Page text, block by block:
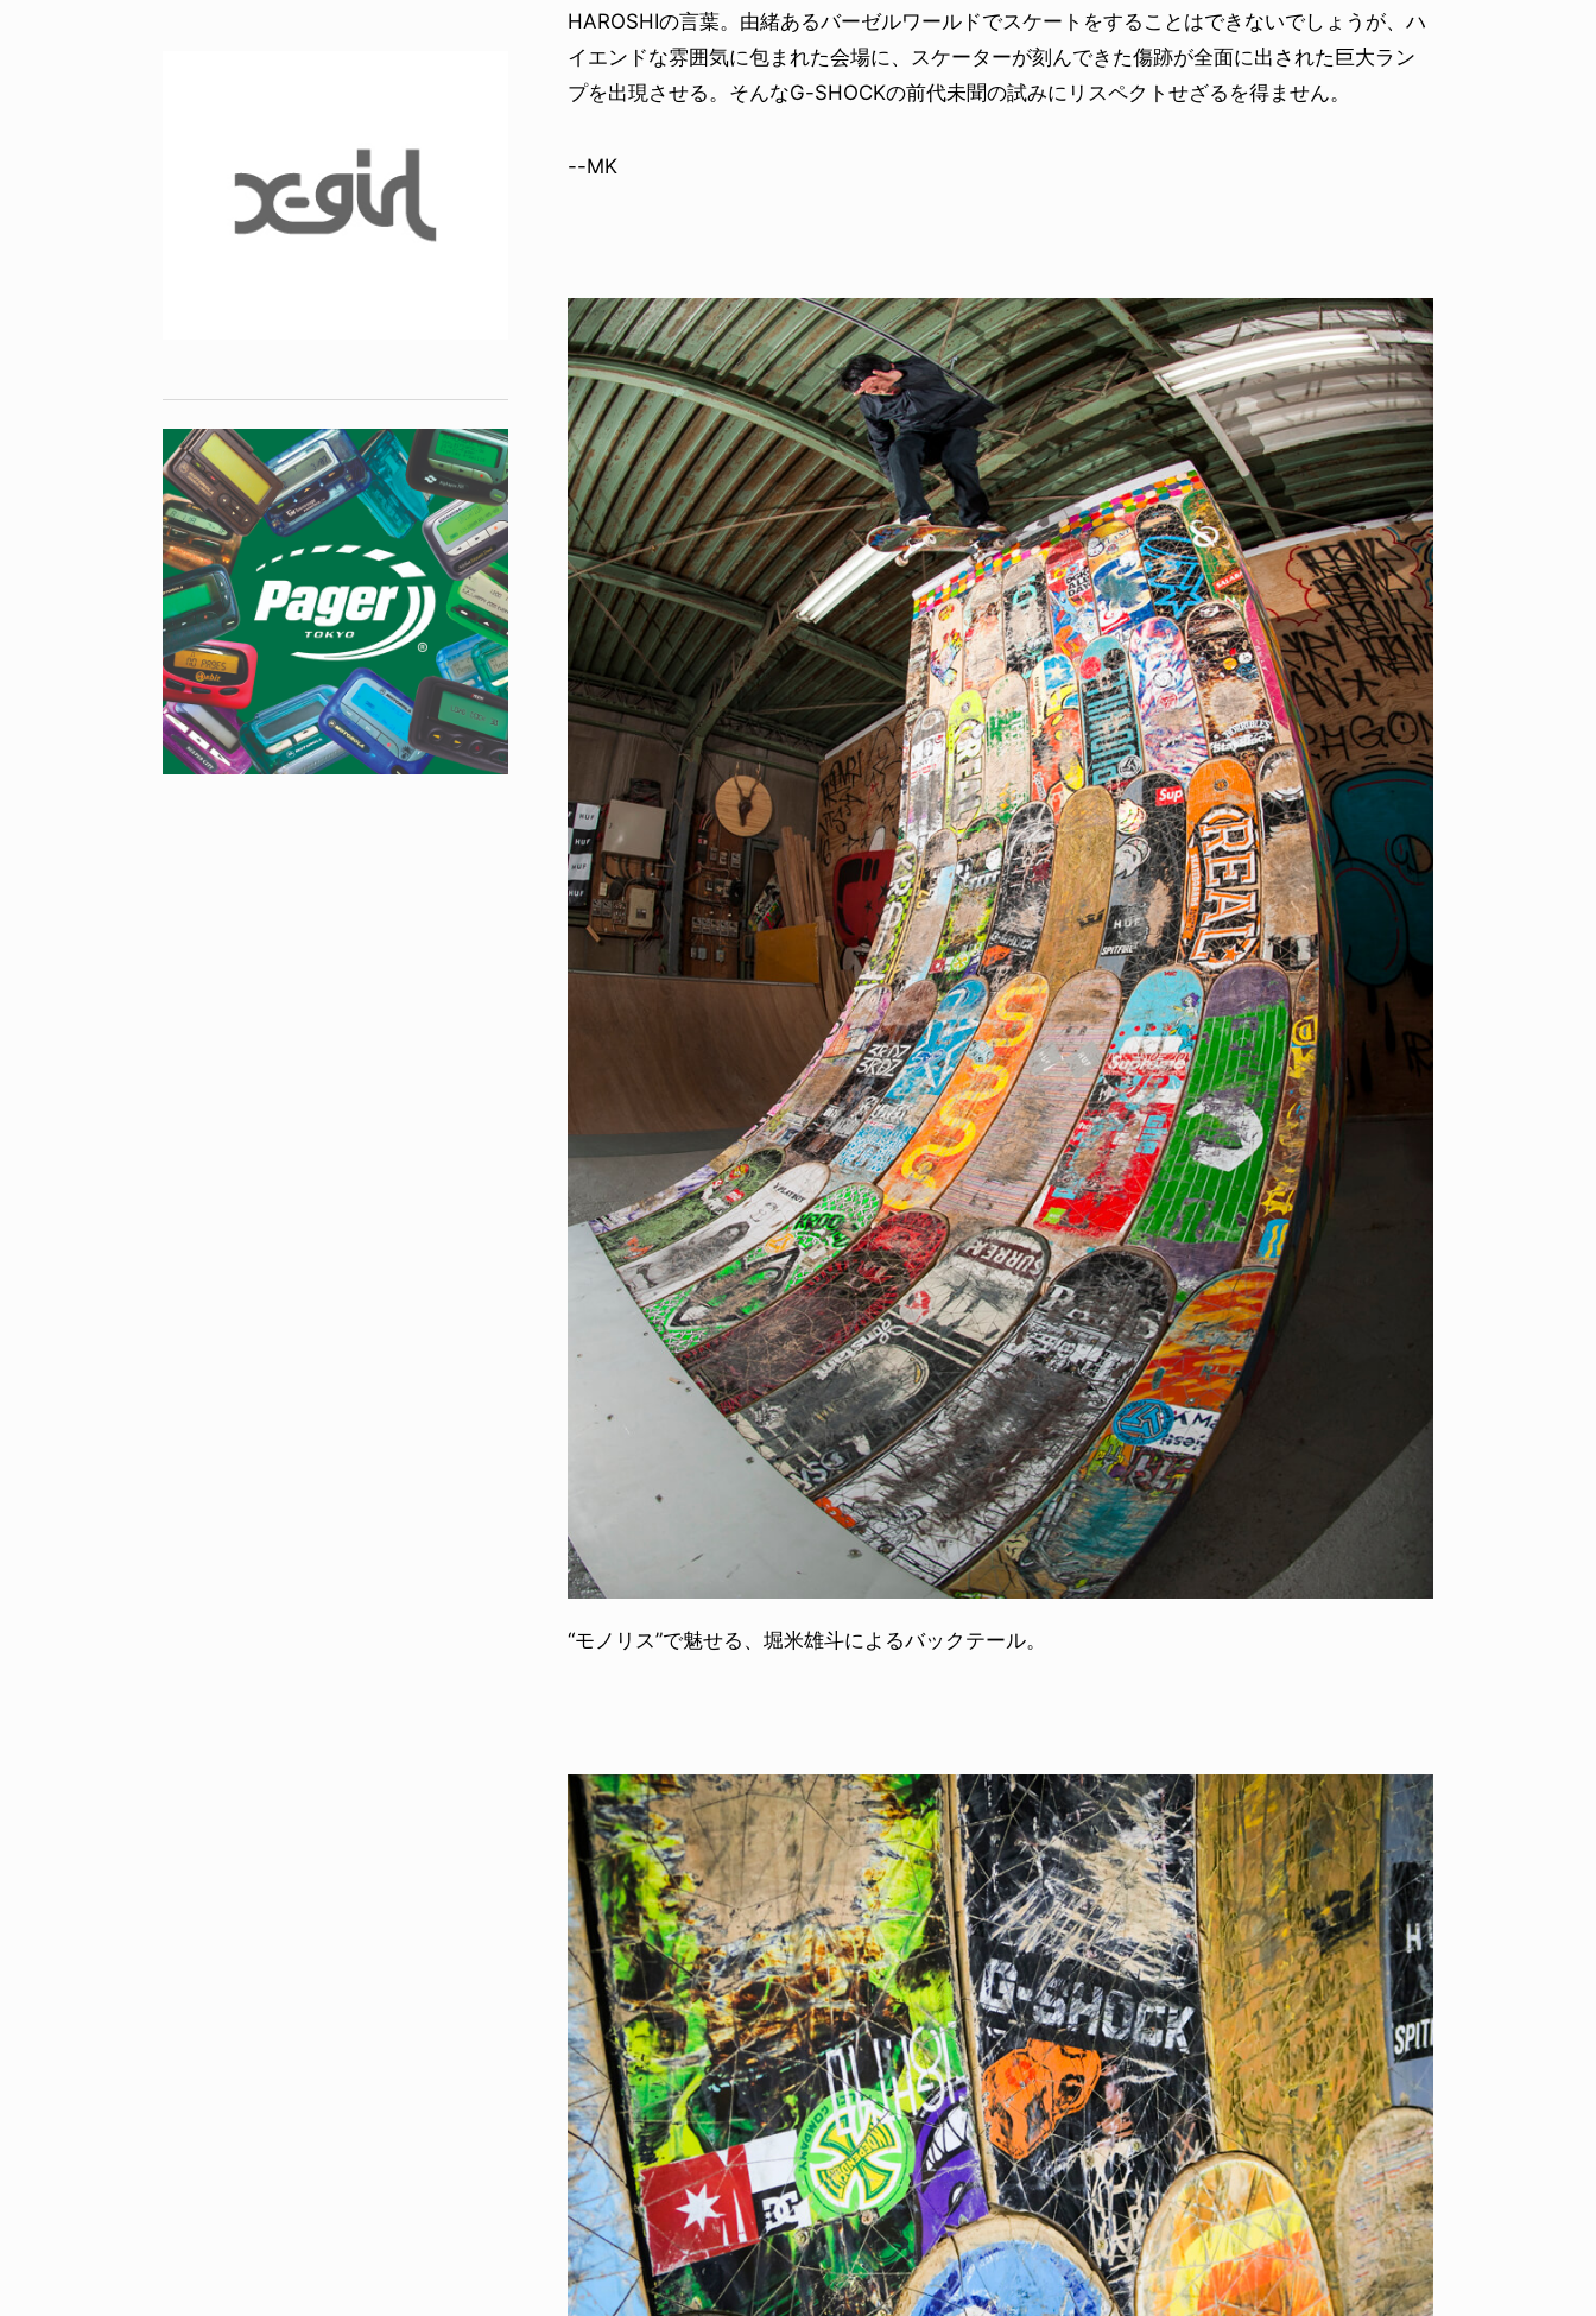
HAROSHIの言葉。由緒あるバーゼルワールドでスケートをすることはできないでしょうが、ハ
イエンドな雰囲気に包まれた会場に、スケーターが刻んできた傷跡が全面に出された巨大ラン
プを出現させる。そんなG-SHOCKの前代未聞の試みにリスペクトせざるを得ません。
--MK
“モノリス”で魅せる、堀米雄斗によるバックテール。